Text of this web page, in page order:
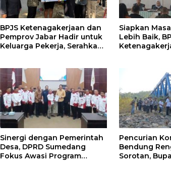
BPJS Ketenagakerjaan dan
Pemprov Jabar Hadir untuk
Keluarga Pekerja, Serahkan
Siapkan
Lebih Baik,
Sinergi dengan Pemerintah
Desa, DPRD Sumedang
Fokus Awasi Program
Pencurian
Bendung
Sorotan,